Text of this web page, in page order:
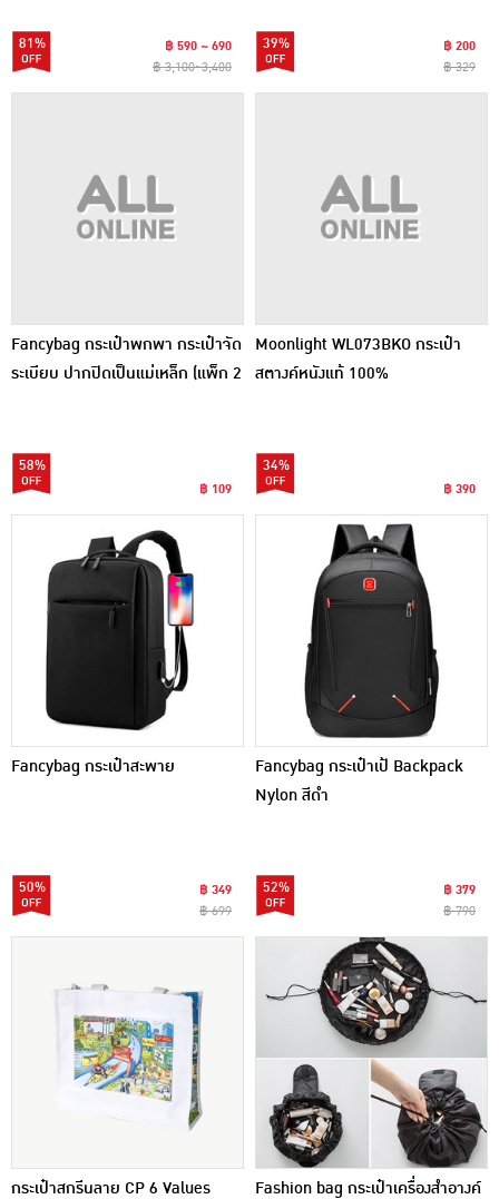
81%
฿ 590 ~ 690
฿ 3,100~3,400
39%
฿ 200
฿ 329
Fancybag กระเป๋าพกพา กระเป๋าจัด
ระเบียบ ปากปิดเป็นแม่เหล็ก (แพ็ก 2
58%
฿ 109
Moonlight WL073BKO กระเป๋า
สตางค์หนังแท้ 100%
34%
฿ 390
Fancybag กระเป๋าสะพาย
50%
฿ 349
฿ 699
Fancybag กระเป๋าเป้ Backpack
Nylon สีดำ
52%
฿ 379
฿ 790
กระเป๋าสกรีนลาย CP 6 Values Fashion bag กระเป๋าเครื่องสำอางค์